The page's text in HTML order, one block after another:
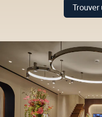
Trouver